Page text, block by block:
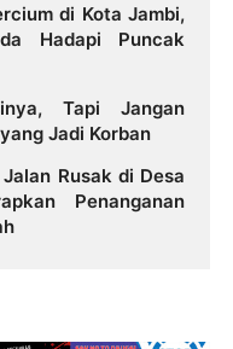
di Kota Jambi,
Hadapi Puncak
Tapi Jangan
Jadi Korban
Rusak di Desa
Penanganan